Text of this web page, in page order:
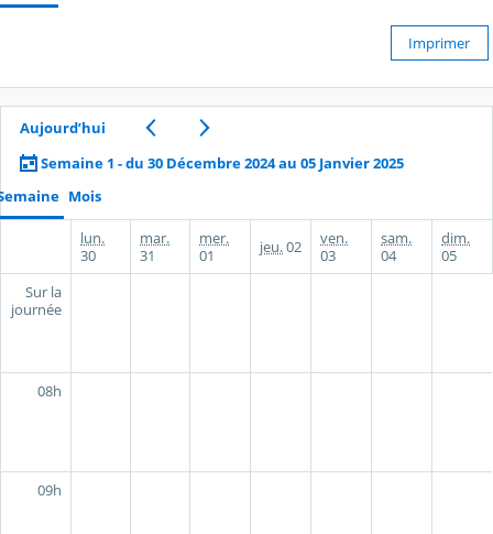
Imprimer
Aujourd’hui
Semaine 1 - du 30 Décembre 2024 au 05 Janvier 2025
Mois
lun.
30
mar.
31
mer.
01
jeu.02
ven.
03
sam.
04
dim.
05
Sur la
journée
08h
09h